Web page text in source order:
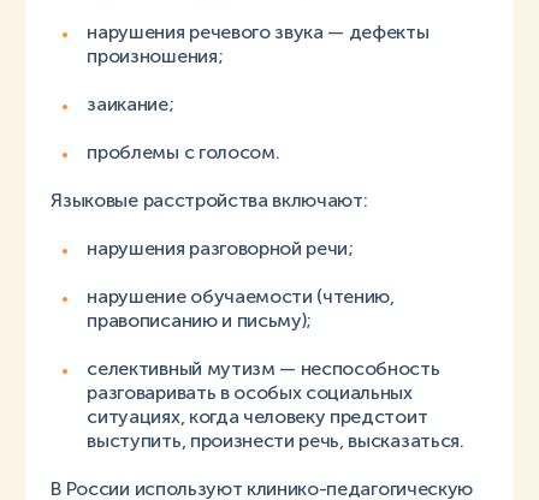
нарушения речевого звука — дефекты
произношения;
заикание;
проблемы с голосом.
Языковые расстройства включают:
нарушения разговорной речи;
нарушение обучаемости (чтению,
правописанию и письму);
селективный мутизм — неспособность
разговаривать в особых социальных
ситуациях, когда человеку предстоит
выступить, произнести речь, высказаться.
В России используют клинико-педагогическую